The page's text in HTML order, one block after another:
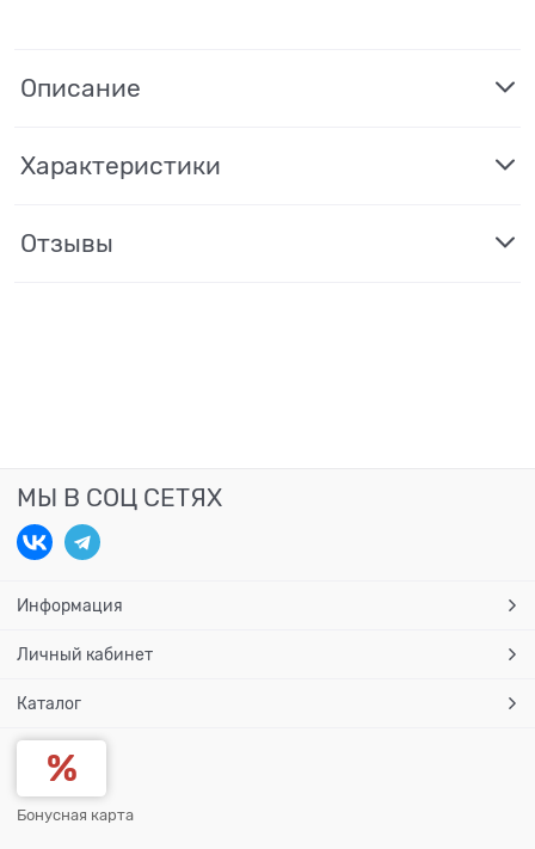
Описание
Характеристики
Отзывы
МЫ В СОЦ СЕТЯХ
Информация
Личный кабинет
Каталог
Бонусная карта